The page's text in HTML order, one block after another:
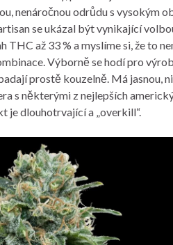
nenáročnou odrůdu s vysokým
se ukázal být vynikající
THC až 33 % a myslíme si, že to
Výborně se hodí pro
prostě kouzelně. Má jasnou,
s některými z nejlepších
je dlouhotrvající a „overkill“.